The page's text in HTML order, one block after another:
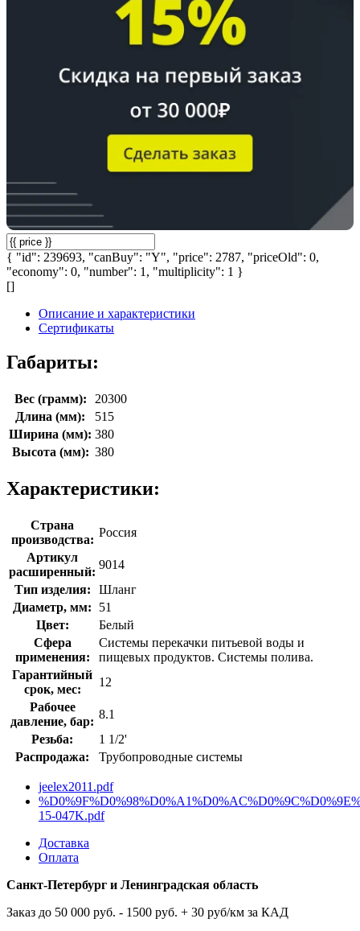
{ "id": 239693, "canBuy": "Y", "price": 2787, "priceOld": 0,
"economy": 0, "number": 1, "multiplicity": 1 }
[]
Описание и характеристики
Сертификаты
Габариты:
Вес (грамм):
20300
Длина (мм):
515
Ширина (мм): 380
Высота (мм): 380
Характеристики:
Страна
производства:
Россия
Артикул
расширенный:
9014
Тип изделия:
Шланг
Диаметр, мм:
51
Цвет:
Белый
Сфера
применения:
Системы перекачки питьевой воды и
пищевых продуктов. Системы полива.
Гарантийный
срок, мес:
12
Рабочее
давление, бар:
8.1
Резьба:
1 1/2'
Распродажа:
Трубопроводные системы
jeelex2011.pdf
15-047K.pdf
Доставка
Оплата
Санкт-Петербург и Ленинградская область
Заказ до 50 000 руб. - 1500 руб. + 30 руб/км за КАД